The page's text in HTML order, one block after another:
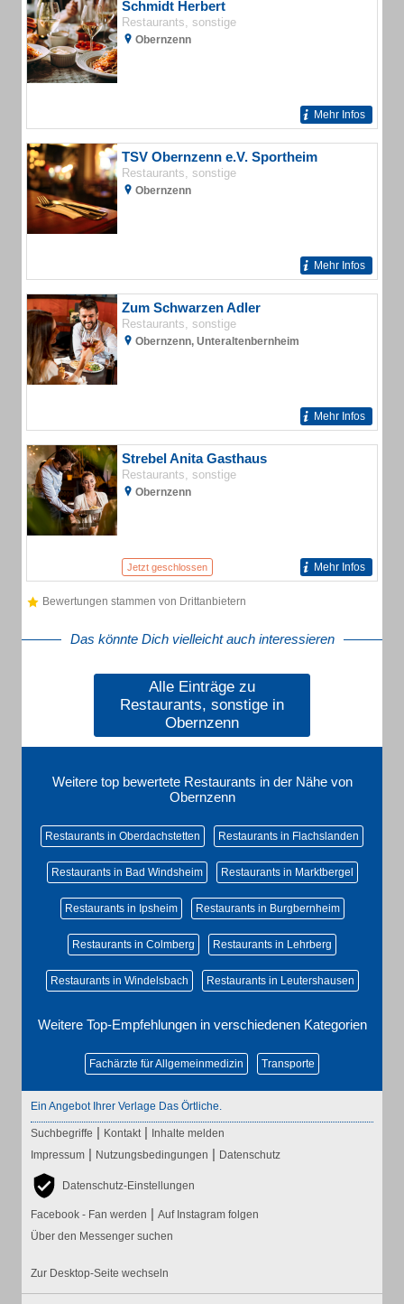
Schmidt Herbert
Restaurants, sonstige
Obernzenn
Mehr Infos
TSV Obernzenn e.V. Sportheim
Restaurants, sonstige
Obernzenn
Mehr Infos
Zum Schwarzen Adler
Restaurants, sonstige
Obernzenn, Unteraltenbernheim
Mehr Infos
Strebel Anita Gasthaus
Restaurants, sonstige
Obernzenn
Jetzt geschlossen Mehr Infos
Bewertungen stammen von Drittanbietern
Das könnte Dich vielleicht auch interessieren
Alle Einträge zu
Restaurants, sonstige in
Obernzenn
Weitere top bewertete Restaurants in der Nähe von
Obernzenn
Restaurants in Oberdachstetten Restaurants in Flachslanden
Restaurants in Bad Windsheim Restaurants in Marktbergel
Restaurants in Ipsheim Restaurants in Burgbernheim
Restaurants in Colmberg Restaurants in Lehrberg
Restaurants in Windelsbach Restaurants in Leutershausen
Weitere Top-Empfehlungen in verschiedenen Kategorien
Fachärzte für Allgemeinmedizin Transporte
Ein Angebot Ihrer Verlage Das Örtliche.
Suchbegriffe | Kontakt | Inhalte melden
Impressum | Nutzungsbedingungen | Datenschutz
Datenschutz-Einstellungen
Facebook - Fan werden | Auf Instagram folgen
Über den Messenger suchen
Zur Desktop-Seite wechseln